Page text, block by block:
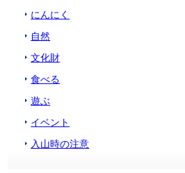
にんにく
自然
文化財
食べる
遊ぶ
イベント
入山時の注意